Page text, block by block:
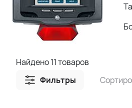
Найдено 11 товаров
Фильтры